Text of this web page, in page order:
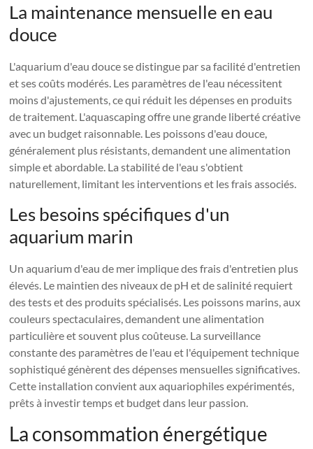
La maintenance mensuelle en eau
douce
L'aquarium d'eau douce se distingue par sa facilité d'entretien
et ses coûts modérés. Les paramètres de l'eau nécessitent
moins d'ajustements, ce qui réduit les dépenses en produits
de traitement. L'aquascaping offre une grande liberté créative
avec un budget raisonnable. Les poissons d'eau douce,
généralement plus résistants, demandent une alimentation
simple et abordable. La stabilité de l'eau s'obtient
naturellement, limitant les interventions et les frais associés.
Les besoins spécifiques d'un
aquarium marin
Un aquarium d'eau de mer implique des frais d'entretien plus
élevés. Le maintien des niveaux de pH et de salinité requiert
des tests et des produits spécialisés. Les poissons marins, aux
couleurs spectaculaires, demandent une alimentation
particulière et souvent plus coûteuse. La surveillance
constante des paramètres de l'eau et l'équipement technique
sophistiqué génèrent des dépenses mensuelles significatives.
Cette installation convient aux aquariophiles expérimentés,
prêts à investir temps et budget dans leur passion.
La consommation énergétique